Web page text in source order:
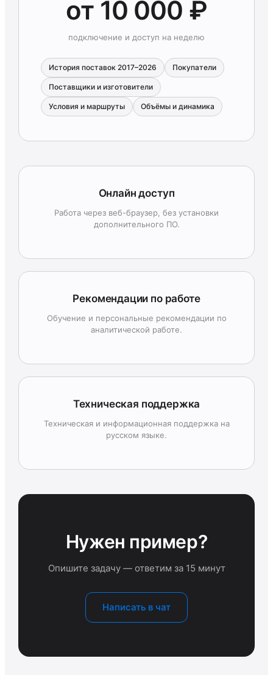
от 10 000 ₽
подключение и доступ на неделю
История поставок 2017–2026 Покупатели
Поставщики и изготовители
Условия и маршруты Объёмы и динамика
Онлайн доступ
Работа через веб-браузер, без установки
дополнительного ПО.
Рекомендации по работе
Обучение и персональные рекомендации по
аналитической работе.
Техническая поддержка
Техническая и информационная поддержка на
русском языке.
Нужен пример?
Опишите задачу — ответим за 15 минут
Написать в чат